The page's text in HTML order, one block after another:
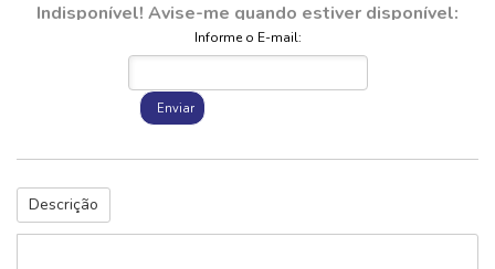
Indisponível! Avise-me quando estiver disponível:
Informe o E-mail:
Enviar
Descrição